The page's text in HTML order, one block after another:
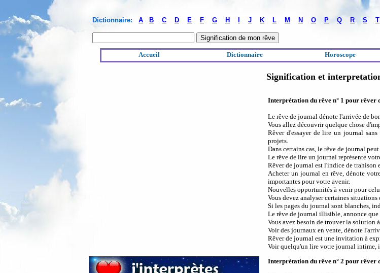
Dictionnaire: A B C D E F G H J K L M N O P Q R S T
Accueil Dictionnaire Horoscope
Signification et
Interprétation du rêve n° 1 pour rêver
Le rêve de journal dénote l'arrivée de
Vous allez découvrir quelque chose
Rêver d'essayer de lire un journal
projets.
Dans certains cas, le rêve de journal
Le rêve de lire un journal représente
Rêver de journal est l'indice de trahison
Acheter un journal en rêve, dénote
importantes pour votre avenir.
Nouvelles opportunités à venir pour
Vous devez analyser certaines
Si les pages du journal sont blanches,
Le rêve de journal illisible, annonce que
Vous avez besoin de trouver la solution
Voir des journaux en vente, dénote
Rêver de journal est une invitation à
Voir quelqu'un lire votre journal intime,
Interprétation du rêve n° 2 pour rêver